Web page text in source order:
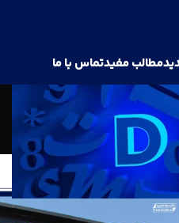
مطالب مفیدتماس با ما